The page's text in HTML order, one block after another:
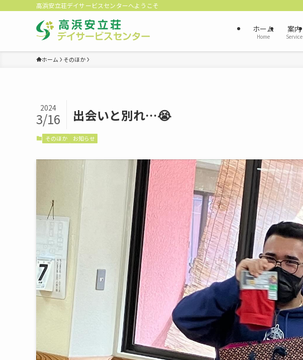
高浜安立荘デイサービスセンターへようこそ
ホーム
Home
案内
Service
ホーム そのほか
出会いと別れ…😭
2024
3/16
そのほか お知らせ